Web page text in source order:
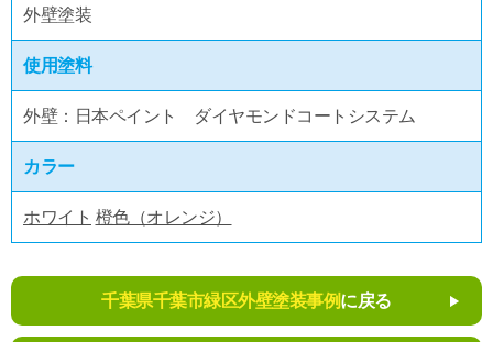
外壁塗装
使用塗料
外壁：日本ペイント ダイヤモンドコートシステム
カラー
ホワイト 橙色（オレンジ）
千葉県千葉市緑区外壁塗装事例に戻る